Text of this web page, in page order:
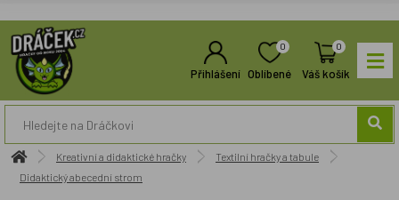
Přihlášení
0
Oblíbené
0
Váš košík
Kreativní a didaktické hračky
Textilní hračky a tabule
Didaktický abecední strom